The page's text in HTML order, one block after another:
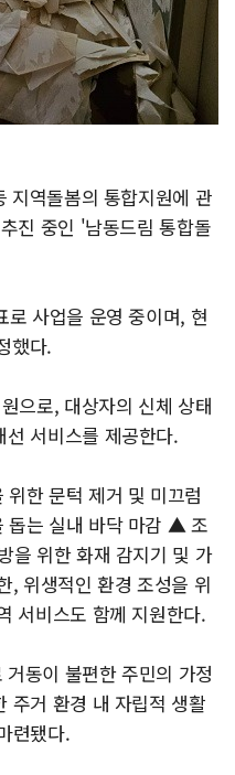
지역돌봄의 통합지원에 관
진 중인 '남동드림 통합돌
사업을 운영 중이며, 현
했다.
으로, 대상자의 신체 상태
서비스를 제공한다.
한 문턱 제거 및 미끄럼
돕는 실내 바닥 마감 ▲ 조
을 위한 화재 감지기 및 가
, 위생적인 환경 조성을 위
서비스도 함께 지원한다.
동이 불편한 주민의 가정
주거 환경 내 자립적 생활
련됐다.